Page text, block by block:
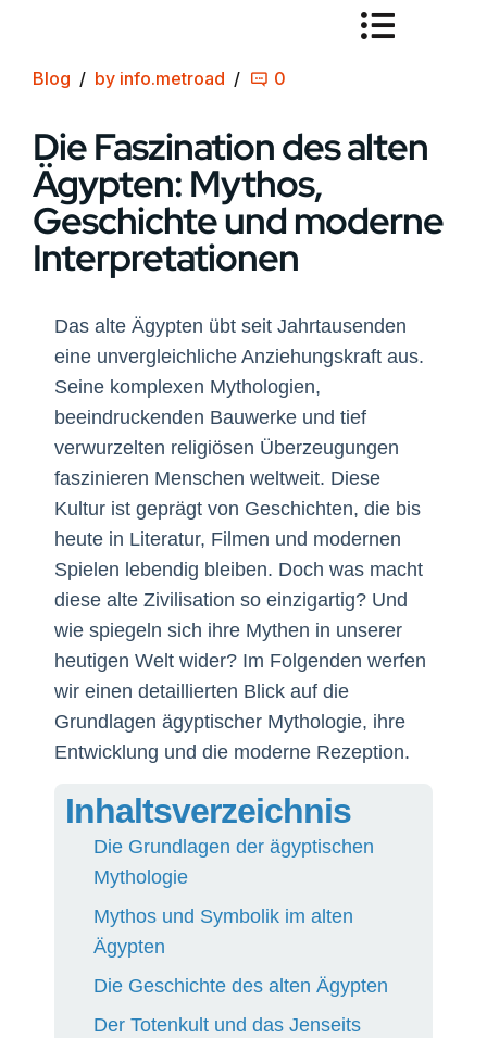
Blog by info.metroad 0
Die Faszination des alten
Ägypten: Mythos,
Geschichte und moderne
Interpretationen
Das alte Ägypten übt seit Jahrtausenden
eine unvergleichliche Anziehungskraft aus.
Seine komplexen Mythologien,
beeindruckenden Bauwerke und tief
verwurzelten religiösen Überzeugungen
faszinieren Menschen weltweit. Diese
Kultur ist geprägt von Geschichten, die bis
heute in Literatur, Filmen und modernen
Spielen lebendig bleiben. Doch was macht
diese alte Zivilisation so einzigartig? Und
wie spiegeln sich ihre Mythen in unserer
heutigen Welt wider? Im Folgenden werfen
wir einen detaillierten Blick auf die
Grundlagen ägyptischer Mythologie, ihre
Entwicklung und die moderne Rezeption.
Inhaltsverzeichnis
Die Grundlagen der ägyptischen
Mythologie
Mythos und Symbolik im alten
Ägypten
Die Geschichte des alten Ägypten
Der Totenkult und das Jenseits